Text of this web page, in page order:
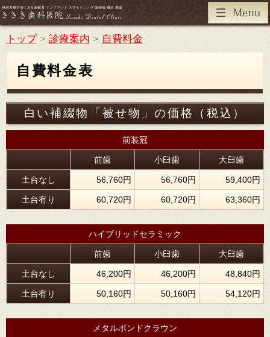
トップ > 診療案内 > 自費料金
自費料金表
白い補綴物「被せ物」の価格（税込）
前装冠
前歯 小臼歯 大臼歯
土台なし 56,760円 56,760円 59,400円
土台有り 60,720円 60,720円 63,360円
ハイブリッドセラミック
前歯 小臼歯 大臼歯
土台なし 46,200円 46,200円 48,840円
土台有り 50,160円 50,160円 54,120円
メタルボンドクラウン